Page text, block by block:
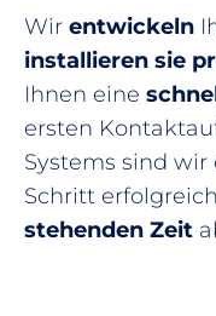
Wir entwickeln
installieren sie
Ihnen eine
ersten
Systems sind
Schritt erfolgreich
stehenden Zeit